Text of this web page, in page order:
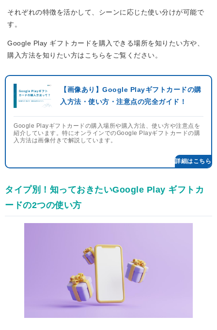
それぞれの特徴を活かして、シーンに応じた使い分けが可能で
す。
Google Play ギフトカードを購入できる場所を知りたい方や、
購入方法を知りたい方はこちらをご覧ください。
【画像あり】Google Playギフトカードの購
入方法・使い方・注意点の完全ガイド！
Google Playギフトカードの購入場所や購入方法、使い方や注意点を
紹介しています。特にオンラインでのGoogle Playギフトカードの購
入方法は画像付きで解説しています。
タイプ別！知っておきたいGoogle Play ギフトカ
ードの2つの使い方